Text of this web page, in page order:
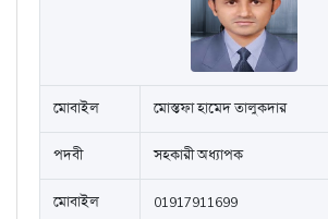
মোবাইল মোস্তফা হামেদ তালুকদার
পদবী সহকারী অধ্যাপক
মোবাইল 01917911699